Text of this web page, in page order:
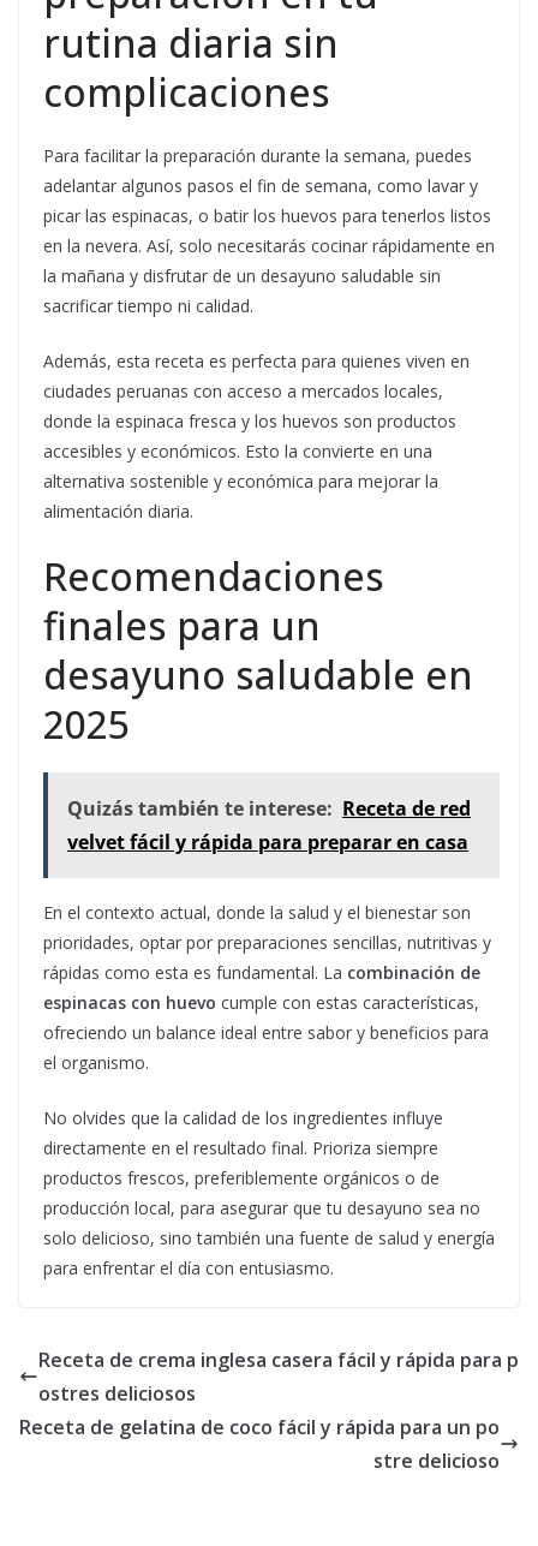
rutina diaria sin
complicaciones
Para facilitar la preparación durante la semana, puedes
adelantar algunos pasos el fin de semana, como lavar y
picar las espinacas, o batir los huevos para tenerlos listos
en la nevera. Así, solo necesitarás cocinar rápidamente en
la mañana y disfrutar de un desayuno saludable sin
sacrificar tiempo ni calidad.
Además, esta receta es perfecta para quienes viven en
ciudades peruanas con acceso a mercados locales,
donde la espinaca fresca y los huevos son productos
accesibles y económicos. Esto la convierte en una
alternativa sostenible y económica para mejorar la
alimentación diaria.
Recomendaciones
finales para un
desayuno saludable en
2025
Quizás también te interese: Receta de red
velvet fácil y rápida para preparar en casa
En el contexto actual, donde la salud y el bienestar son
prioridades, optar por preparaciones sencillas, nutritivas y
rápidas como esta es fundamental. La combinación de
espinacas con huevo cumple con estas características,
ofreciendo un balance ideal entre sabor y beneficios para
el organismo.
No olvides que la calidad de los ingredientes influye
directamente en el resultado final. Prioriza siempre
productos frescos, preferiblemente orgánicos o de
producción local, para asegurar que tu desayuno sea no
solo delicioso, sino también una fuente de salud y energía
para enfrentar el día con entusiasmo.
Receta de crema inglesa casera fácil y rápida para p
ostres deliciosos
Receta de gelatina de coco fácil y rápida para un po
stre delicioso